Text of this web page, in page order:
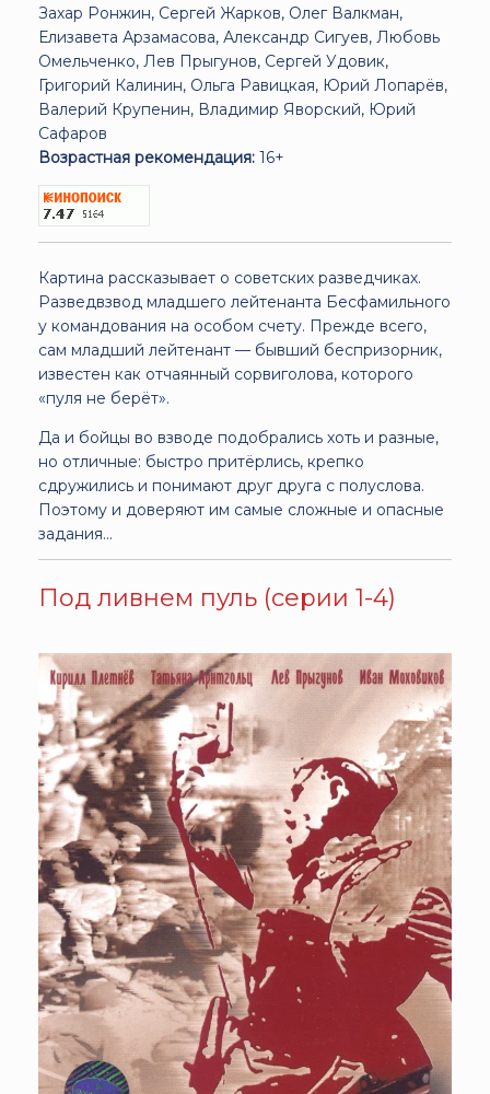
Захар Ронжин, Сергей Жарков, Олег Валкман,
Елизавета Арзамасова, Александр Сигуев, Любовь
Омельченко, Лев Прыгунов, Сергей Удовик,
Григорий Калинин, Ольга Равицкая, Юрий Лопарёв,
Валерий Крупенин, Владимир Яворский, Юрий
Сафаров
Возрастная рекомендация: 16+
Картина рассказывает о советских разведчиках.
Разведвзвод младшего лейтенанта Бесфамильного
у командования на особом счету. Прежде всего,
сам младший лейтенант — бывший беспризорник,
известен как отчаянный сорвиголова, которого
«пуля не берёт».
Да и бойцы во взводе подобрались хоть и разные,
но отличные: быстро притёрлись, крепко
сдружились и понимают друг друга с полуслова.
Поэтому и доверяют им самые сложные и опасные
задания...
Под ливнем пуль (серии 1-4)